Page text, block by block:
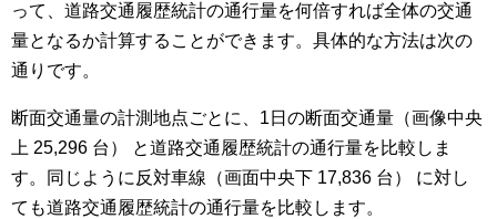
って、道路交通履歴統計の通行量を何倍すれば全体の交通
量となるか計算することができます。具体的な方法は次の
通りです。
断面交通量の計測地点ごとに、1日の断面交通量（画像中央
上 25,296 台） と道路交通履歴統計の通行量を比較しま
す。同じように反対車線（画面中央下 17,836 台） に対し
ても道路交通履歴統計の通行量を比較します。